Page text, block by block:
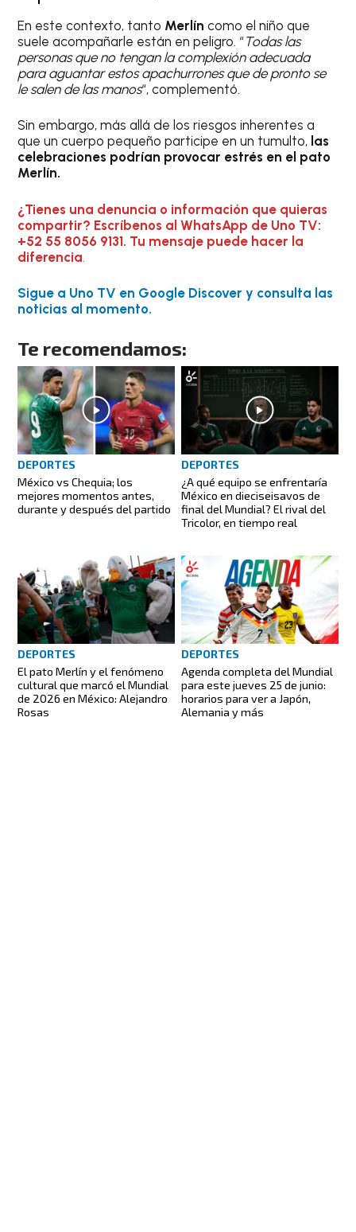
En este contexto, tanto Merlín como el niño que
suele acompañarle están en peligro. “Todas las
personas que no tengan la complexión adecuada
para aguantar estos apachurrones que de pronto se
le salen de las manos“, complementó.
Sin embargo, más allá de los riesgos inherentes a
que un cuerpo pequeño participe en un tumulto, las
celebraciones podrían provocar estrés en el pato
Merlín.
¿Tienes una denuncia o información que quieras
compartir? Escríbenos al WhatsApp de Uno TV:
+52 55 8056 9131. Tu mensaje puede hacer la
diferencia.
Sigue a Uno TV en Google Discover y consulta las
noticias al momento.
Te recomendamos:
DEPORTES
México vs Chequia; los
mejores momentos antes,
durante y después del partido
DEPORTES
¿A qué equipo se enfrentaría
México en dieciseisavos de
final del Mundial? El rival del
Tricolor, en tiempo real
DEPORTES
El pato Merlín y el fenómeno
cultural que marcó el Mundial
de 2026 en México: Alejandro
Rosas
DEPORTES
Agenda completa del Mundial
para este jueves 25 de junio:
horarios para ver a Japón,
Alemania y más